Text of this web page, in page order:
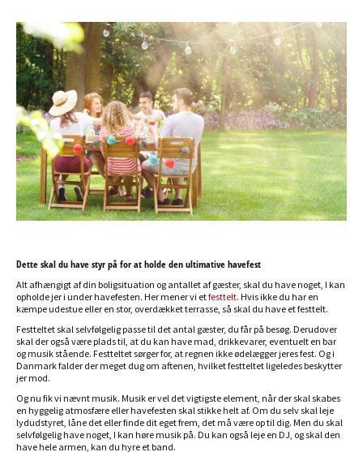
Dette skal du have styr på for at holde den ultimative havefest
Alt afhængigt af din boligsituation og antallet af gæster, skal du have noget, I kan
opholde jer i under havefesten. Her mener vi etfesttelt. Hvis ikke du har en
kæmpe udestue eller en stor, overdækket terrasse, så skal du have et festtelt.
Festteltet skal selvfølgelig passe til det antal gæster, du får på besøg. Derudover
skal der også være plads til, at du kan have mad, drikkevarer, eventuelt en bar
og musik stående. Festteltet sørger for, at regnen ikke ødelægger jeres fest. Og i
Danmark falder der meget dug om aftenen, hvilket festteltet ligeledes beskytter
jer mod.
Og nu fik vi nævnt musik. Musik er vel det vigtigste element, når der skal skabes
en hyggelig atmosfære eller havefesten skal stikke helt af. Om du selv skal leje
lydudstyret, låne det eller finde dit eget frem, det må være op til dig. Men du skal
selvfølgelig have noget, I kan høre musik på. Du kan også leje en DJ, og skal den
have hele armen, kan du hyre et band.